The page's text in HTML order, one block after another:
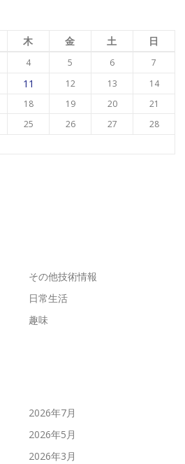
木 金 土
日
4 5 6
7
11 12 13
14
18 19 20
21
25 26 27
28
その他技術情報
日常生活
趣味
2026年7月
2026年5月
2026年3月